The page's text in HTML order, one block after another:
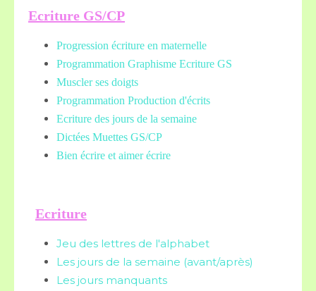
Ecriture GS/CP
Progression écriture en maternelle
Programmation Graphisme Ecriture GS
Muscler ses doigts
Programmation Production d'écrits
Ecriture des jours de la semaine
Dictées Muettes GS/CP
Bien écrire et aimer écrire
Ecriture
Jeu des lettres de l'alphabet
Les jours de la semaine (avant/après)
Les jours manquants